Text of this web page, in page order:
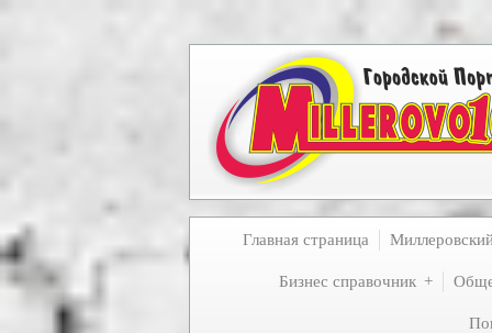
Главная страница
Бизнес справочник